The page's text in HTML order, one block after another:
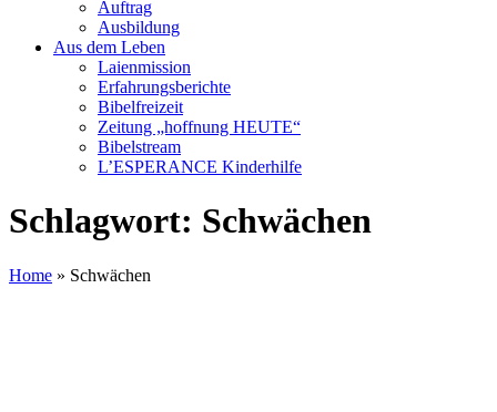
Auftrag
Ausbildung
Aus dem Leben
Laienmission
Erfahrungsberichte
Bibelfreizeit
Zeitung „hoffnung HEUTE“
Bibelstream
L’ESPERANCE Kinderhilfe
Schlagwort: Schwächen
Home » Schwächen